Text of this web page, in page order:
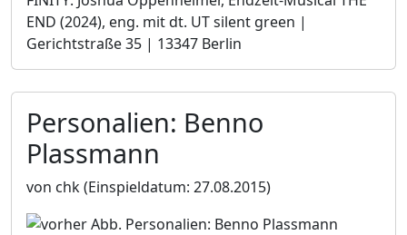
END (2024), eng. mit dt. UT silent green |
Gerichtstraße 35 | 13347 Berlin
Personalien: Benno
Plassmann
von chk(Einspieldatum: 27.08.2015)